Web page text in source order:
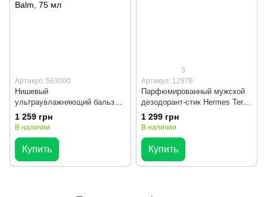
Артикул: 563000
Нишевый
ультраувлажняющий бальзам
для рук Aesop Eleos
Aromatique Hand Balm, 75 мл
1 259 грн
В наличии
Купить
3
Артикул: 12976
Парфюмированный мужской
дезодорант-стик Hermes Terre
d'Hermes, 75 мл
1 299 грн
В наличии
Купить